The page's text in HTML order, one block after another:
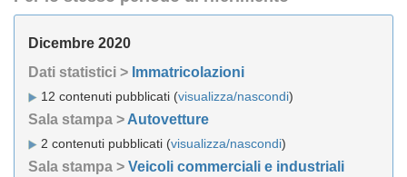
Dicembre 2020
Dati statistici > Immatricolazioni
12 contenuti pubblicati (visualizza/nascondi)
Sala stampa > Autovetture
2 contenuti pubblicati (visualizza/nascondi)
Sala stampa > Veicoli commerciali e industriali